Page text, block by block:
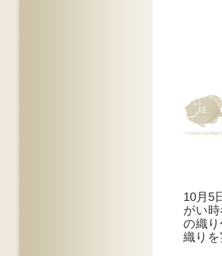
10月5
がい
の織
織り